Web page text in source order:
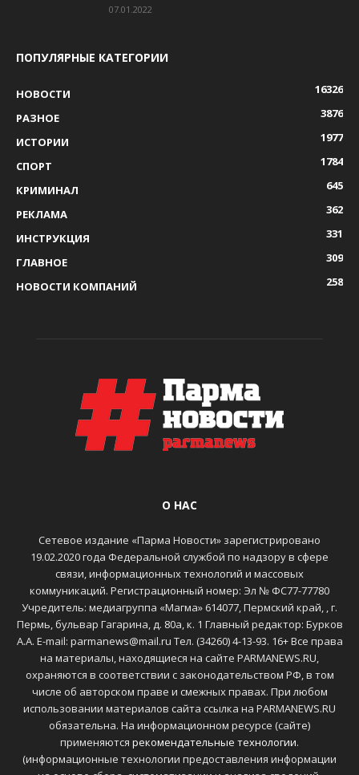
07.01.2022
ПОПУЛЯРНЫЕ КАТЕГОРИИ
НОВОСТИ
16326
РАЗНОЕ
3876
ИСТОРИИ
1977
СПОРТ
1784
КРИМИНАЛ
645
РЕКЛАМА
362
ИНСТРУКЦИЯ
331
ГЛАВНОЕ
309
НОВОСТИ КОМПАНИЙ
258
О НАС
Сетевое издание «Парма Новости» зарегистрировано
19.02.2020 года Федеральной службой по надзору в сфере
связи, информационных технологий и массовых
коммуникаций. Регистрационный номер: Эл № ФС77-77780
Учредитель: медиагруппа «Магма» 614077, Пермский край, , г.
Пермь, бульвар Гагарина, д. 80а, к. 1 Главный редактор: Бурков
А.А. E-mail: parmanews@mail.ru Тел. (34260) 4-13-93. 16+ Все права
на материалы, находящиеся на сайте PARMANEWS.RU,
охраняются в соответствии с законодательством РФ, в том
числе об авторском праве и смежных правах. При любом
использовании материалов сайта ссылка на PARMANEWS.RU
обязательна. На информационном ресурсе (сайте)
применяются рекомендательные технологии.
(информационные технологии предоставления информации